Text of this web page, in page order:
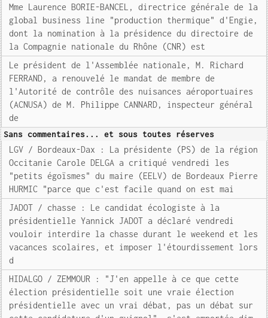
Mme Laurence BORIE-BANCEL, directrice générale de la
global business line "production thermique" d'Engie,
dont la nomination à la présidence du directoire de
la Compagnie nationale du Rhône (CNR) est
Le président de l'Assemblée nationale, M. Richard
FERRAND, a renouvelé le mandat de membre de
l'Autorité de contrôle des nuisances aéroportuaires
(ACNUSA) de M. Philippe CANNARD, inspecteur général
de
Sans commentaires... et sous toutes réserves
LGV / Bordeaux-Dax : La présidente (PS) de la région
Occitanie Carole DELGA a critiqué vendredi les
"petits égoïsmes" du maire (EELV) de Bordeaux Pierre
HURMIC "parce que c'est facile quand on est mai
JADOT / chasse : Le candidat écologiste à la
présidentielle Yannick JADOT a déclaré vendredi
vouloir interdire la chasse durant le weekend et les
vacances scolaires, et imposer l'étourdissement lors
d
HIDALGO / ZEMMOUR : "J'en appelle à ce que cette
élection présidentielle soit une vraie élection
présidentielle avec un vrai débat, pas un débat sur